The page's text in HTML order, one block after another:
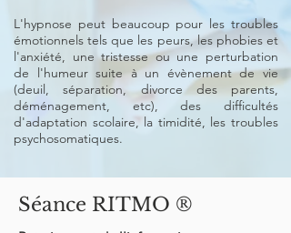
L'hypnose peut beaucoup pour les troubles
émotionnels tels que les peurs, les phobies et
l'anxiété, une tristesse ou une perturbation
de l'humeur suite à un évènement de vie
(deuil, séparation, divorce des parents,
déménagement, etc), des difficultés
d'adaptation scolaire, la timidité, les troubles
psychosomatiques.
Séance RITMO ®